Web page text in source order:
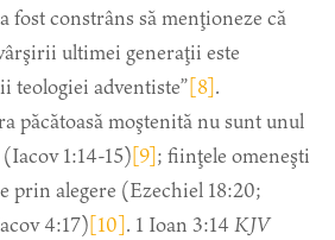
a fost constrâns să menţioneze că
ultimei generaţii este
teologiei adventiste”[8].
păcătoasă moştenită nu sunt unul
1:14-15)[9]; fiinţele omeneşti
prin alegere (Ezechiel 18:20;
4:17)[10]. 1 Ioan 3:14 KJV